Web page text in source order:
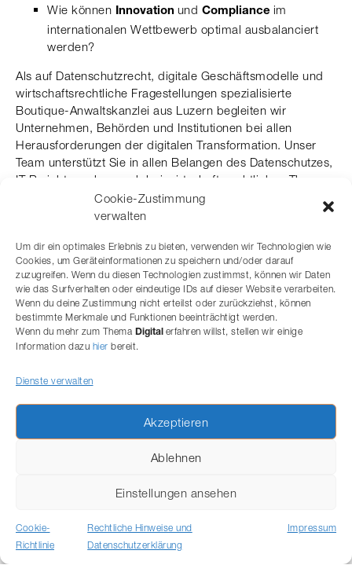
Cookie-Zustimmung
verwalten
Um dir ein optimales Erlebnis zu bieten, verwenden wir Technologien wie
Cookies, um Geräteinformationen zu speichern und/oder darauf
zuzugreifen. Wenn du diesen Technologien zustimmst, können wir Daten
wie das Surfverhalten oder eindeutige IDs auf dieser Website verarbeiten.
Wenn du deine Zustimmung nicht erteilst oder zurückziehst, können
bestimmte Merkmale und Funktionen beeinträchtigt werden.
Wenn du mehr zum Thema Digital erfahren willst, stellen wir einige
Information dazu hier bereit.
Dienste verwalten
Akzeptieren
Ablehnen
Einstellungen ansehen
Cookie-
Richtlinie
Rechtliche Hinweise und
Datenschutzerklärung
Impressum
Wie können Innovation und Compliance im
internationalen Wettbewerb optimal ausbalanciert
werden?
Als auf Datenschutzrecht, digitale Geschäftsmodelle und
wirtschaftsrechtliche Fragestellungen spezialisierte
Boutique-Anwaltskanzlei aus Luzern begleiten wir
Unternehmen, Behörden und Institutionen bei allen
Herausforderungen der digitalen Transformation. Unser
Team unterstützt Sie in allen Belangen des Datenschutzes,
IT-Projekten, aber auch bei wirtschaftsrechtlichen Themen
wie Corporate Governance, Restrukturierungen und M&A.
Wir legen Wert auf rechtssichere Innovation,
Von der Datenschutz-Folgeabschätzung über
Lizenzverträge bis zur unternehmensübergreifenden
Transformation profitieren Sie von unserer Expertise im
digitalen und wirtschaftlichen Umfeld.
Kontaktieren Sie uns unverbindlich zu Fragen zu
digitalen Geschäftsmodellen.
Impressum Datenschutzerklärung